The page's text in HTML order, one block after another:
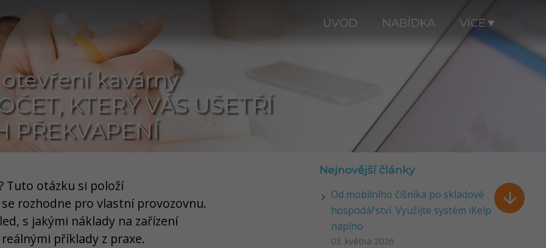
ÚVOD NABÍDKA VÍCE

kavárny
KTERÝ VÁS UŠETŘÍ
PŘEKVAPENÍ
Tuto otázku si položí
rozhodne pro vlastní provozovnu.
s jakými náklady na zařízení
příklady z praxe.
Nejnovější články
Od mobilního číšníka po skladové
hospodářství. Využijte systém iKelp
naplno
03. května 2026